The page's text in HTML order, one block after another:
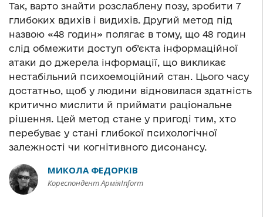
Так, варто знайти розслаблену позу, зробити 7
глибоких вдихів і видихів. Другий метод під
назвою «48 годин» полягає в тому, що 48 годин
слід обмежити доступ об’єкта інформаційної
атаки до джерела інформації, що викликає
нестабільний психоемоційний стан. Цього часу
достатньо, щоб у людини відновилася здатність
критично мислити й приймати раціональне
рішення. Цей метод стане у пригоді тим, хто
перебуває у стані глибокої психологічної
залежності чи когнітивного дисонансу.
МИКОЛА ФЕДОРКІВ
Кореспондент АрміяInform